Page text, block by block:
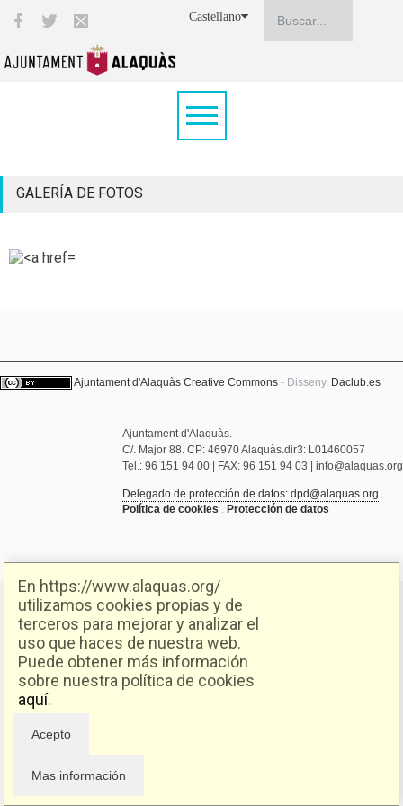
En https://www.alaquas.org/
utilizamos cookies propias y de
terceros para mejorar y analizar el
uso que haces de nuestra web.
Puede obtener más información
sobre nuestra política de cookies
aquí.
Castellano
GALERÍA DE FOTOS
Ajuntament d'Alaquàs Creative Commons - Disseny. Daclub.es
Ajuntament d'Alaquàs.
C/. Major 88. CP: 46970 Alaquàs.dir3: L01460057
Tel.: 96 151 94 00 | FAX: 96 151 94 03 | info@alaquas.org
Delegado de protección de datos: dpd@alaquas.org
Política de cookies . Protección de datos